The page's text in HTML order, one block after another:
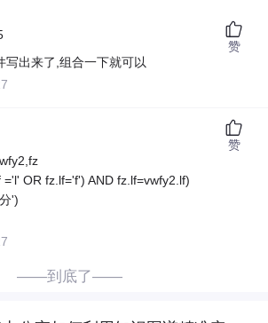
写出来了,组合一下就可以
赞
='l' OR fz.lf='f') AND fz.lf=vwfy2.lf)
')
赞
——到底了——